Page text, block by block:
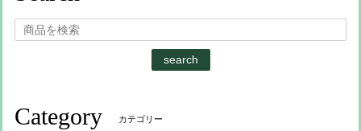
search
Category カテゴリー